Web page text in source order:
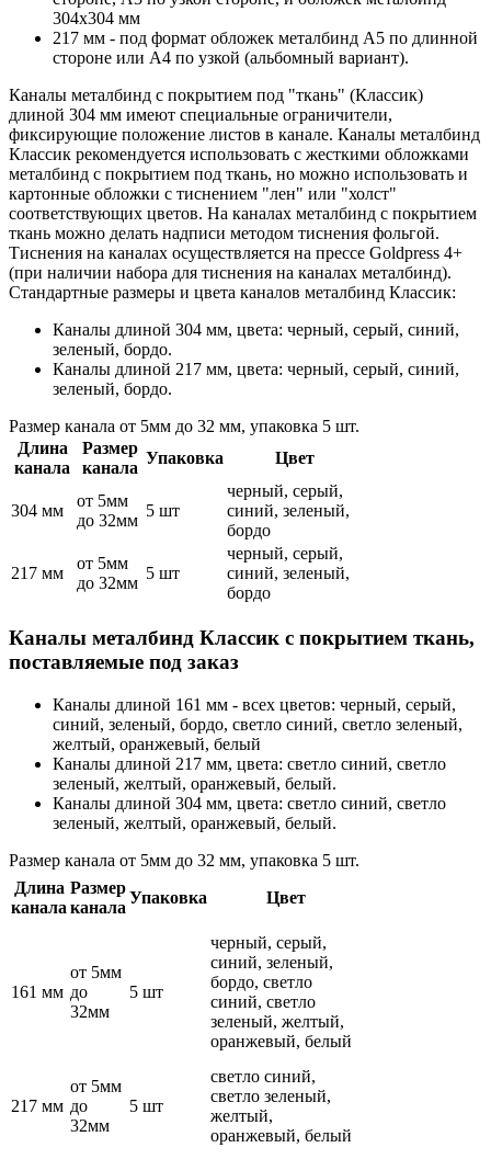
304х304 мм
217 мм - под формат обложек металбинд А5 по длинной
стороне или А4 по узкой (альбомный вариант).
Каналы металбинд с покрытием под "ткань" (Классик)
длиной 304 мм имеют специальные ограничители,
фиксирующие положение листов в канале. Каналы металбинд
Классик рекомендуется использовать с жесткими обложками
металбинд с покрытием под ткань, но можно использовать и
картонные обложки с тиснением "лен" или "холст"
соответствующих цветов. На каналах металбинд с покрытием
ткань можно делать надписи методом тиснения фольгой.
Тиснения на каналах осуществляется на прессе Goldpress 4+
(при наличии набора для тиснения на каналах металбинд).
Стандартные размеры и цвета каналов металбинд Классик:
Каналы длиной 304 мм, цвета: черный, серый, синий,
зеленый, бордо.
Каналы длиной 217 мм, цвета: черный, серый, синий,
зеленый, бордо.
Размер канала от 5мм до 32 мм, упаковка 5 шт.
Длина
канала
Размер
канала
Упаковка Цвет
304 мм
от 5мм
до 32мм
5 шт
черный, серый,
синий, зеленый,
бордо
217 мм
от 5мм
до 32мм
5 шт
черный, серый,
синий, зеленый,
бордо
Каналы металбинд Классик с покрытием ткань,
поставляемые под заказ
Каналы длиной 161 мм - всех цветов: черный, серый,
синий, зеленый, бордо, светло синий, светло зеленый,
желтый, оранжевый, белый
Каналы длиной 217 мм, цвета: светло синий, светло
зеленый, желтый, оранжевый, белый.
Каналы длиной 304 мм, цвета: светло синий, светло
зеленый, желтый, оранжевый, белый.
Размер канала от 5мм до 32 мм, упаковка 5 шт.
Длина
канала
Размер
канала
Упаковка Цвет
161 мм
от 5мм
до
32мм
5 шт
черный, серый,
синий, зеленый,
бордо, светло
синий, светло
зеленый, желтый,
оранжевый, белый
217 мм
от 5мм
до
32мм
5 шт
светло синий,
светло зеленый,
желтый,
оранжевый, белый